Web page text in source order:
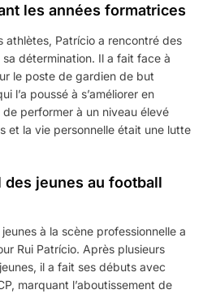
les années formatrices
athlètes, Patrício a rencontré des
détermination. Il a fait face à
le poste de gardien de but
l’a poussé à s’améliorer en
performer à un niveau élevé
et la vie personnelle était une lutte
jeunes au football
à la scène professionnelle a
Rui Patrício. Après plusieurs
il a fait ses débuts avec
marquant l’aboutissement de